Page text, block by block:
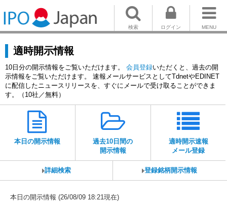
MENU
ログイン
検索
適時開示情報
10日分の開示情報をご覧いただけます。 会員登録いただくと、過去の開
示情報をご覧いただけます。 速報メールサービスとしてTdnetやEDINET
に配信したニュースリリースを、すぐにメールで受け取ることができま
す。（10社／無料）
本日の開示情報
過去10日間の
開示情報
適時開示速報
メール登録
詳細検索 登録銘柄開示情報
本日の開示情報 (26/08/09 18:21現在)